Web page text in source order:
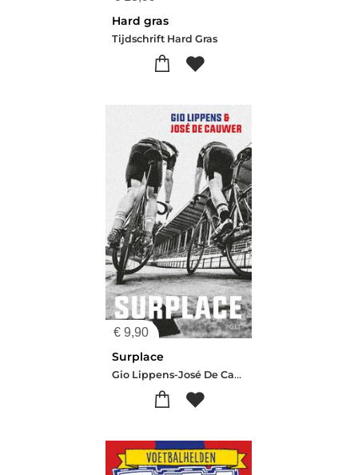
Hard gras
Tijdschrift Hard Gras
€ 9,90
Surplace
Gio Lippens-José De Cauwer